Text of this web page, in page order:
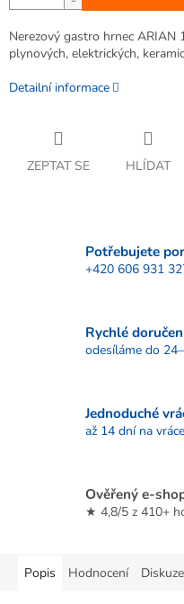
Nerezový gastro hrnec ARIAN
plynových, elektrických,
Detailní informace
ZEPTAT SE HLÍDAT
Potřebujete
+420 606 931
Rychlé
odesíláme do
Jednoduché
až 14 dní na
Ověřený e-
★ 4,8/5 z 410+
Popis Hodnocení Diskuze